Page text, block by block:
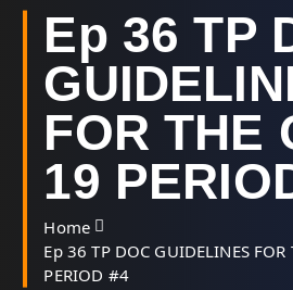
Ep 36 TP
FOR THE
19
Home
Ep 36 TP DOC GUIDELINES FOR
PERIOD #4